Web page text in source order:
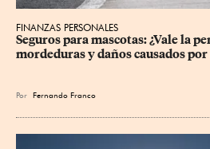
FINANZAS PERSONALES
Seguros para mascotas: ¿Vale la
mordeduras y daños causados
Por Fernando Franco